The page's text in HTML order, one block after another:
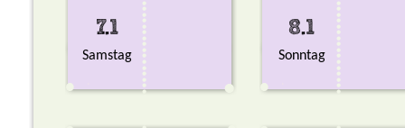
7.1
Samstag
8.1
Sonntag